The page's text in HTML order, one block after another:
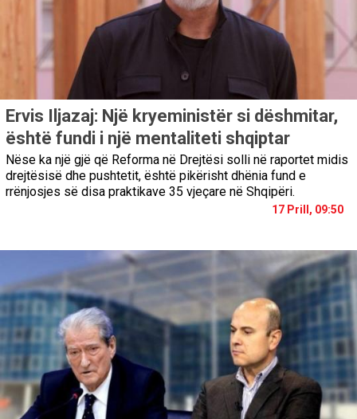
Ervis Iljazaj: Një kryeministër si dëshmitar,
është fundi i një mentaliteti shqiptar
Nëse ka një gjë që Reforma në Drejtësi solli në raportet midis
drejtësisë dhe pushtetit, është pikërisht dhënia fund e
rrënjosjes së disa praktikave 35 vjeçare në Shqipëri.
17 Prill, 09:50